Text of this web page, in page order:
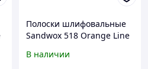
Полоски шлифовальные
Sandwox 518 Orange Line
В наличии